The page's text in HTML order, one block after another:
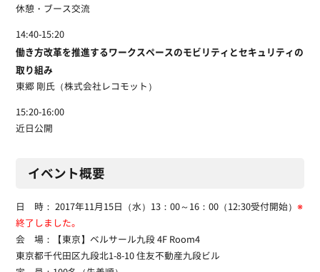
休憩・ブース交流
14:40-15:20
働き方改革を推進するワークスペースのモビリティとセキュリティの
取り組み
東郷 剛氏（株式会社レコモット）
15:20-16:00
近日公開
イベント概要
日 時： 2017年11月15日（水）13：00～16：00（12:30受付開始） ※
終了しました。
会 場：【東京】ベルサール九段 4F Room4
東京都千代田区九段北1-8-10 住友不動産九段ビル